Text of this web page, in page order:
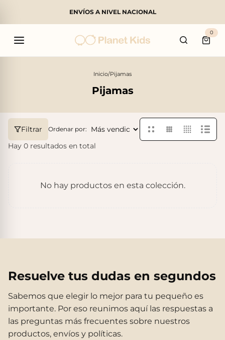
ENVÍOS A NIVEL NACIONAL
0
Inicio/Pijamas
Pijamas
Filtrar Ordenar por:
Hay 0 resultados en total
No hay productos en esta colección.
Resuelve tus dudas en segundos
Sabemos que elegir lo mejor para tu pequeño es
importante. Por eso reunimos aquí las respuestas a
las preguntas más frecuentes sobre nuestros
productos, envíos y políticas.
Buscar